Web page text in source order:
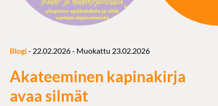
Blogi- 22.02.2026- Muokattu 23.02.2026
Akateeminen kapinakirja
avaa silmät